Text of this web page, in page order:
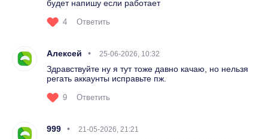
будет напишу если работает
4 Ответить
Алексей 25-06-2026, 10:32
Здравствуйте ну я тут тоже давно качаю, но нельзя
регать аккаунты исправьте пж.
9 Ответить
999 21-05-2026, 21:21